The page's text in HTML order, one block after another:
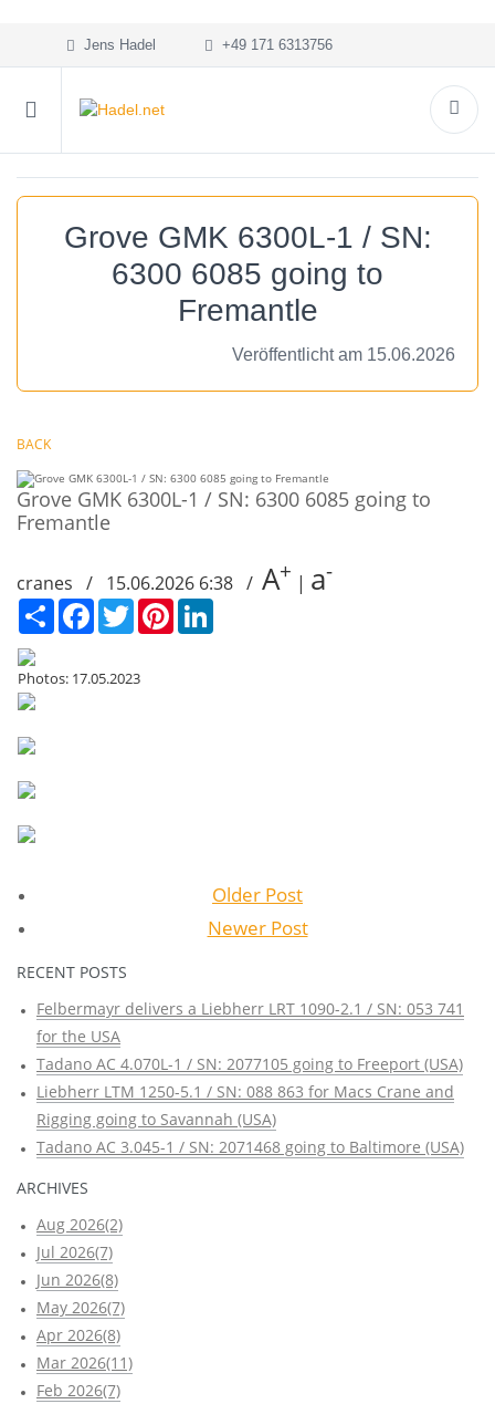
Jens Hadel +49 171 6313756
Grove GMK 6300L-1 / SN:
6300 6085 going to
Fremantle
Veröffentlicht am 15.06.2026
BACK
Grove GMK 6300L-1 / SN: 6300 6085 going to
Fremantle
cranes / 15.06.2026 6:38 / A+ | a-
СподелиFacebookTwitter Pinterest
Photos: 17.05.2023
Older Post
Newer Post
RECENT POSTS
Felbermayr delivers a Liebherr LRT 1090-2.1 / SN: 053 741
for the USA
Tadano AC 4.070L-1 / SN: 2077105 going to Freeport (USA)
Liebherr LTM 1250-5.1 / SN: 088 863 for Macs Crane and
Rigging going to Savannah (USA)
Tadano AC 3.045-1 / SN: 2071468 going to Baltimore (USA)
ARCHIVES
Aug 2026(2)
Jul 2026(7)
Jun 2026(8)
May 2026(7)
Apr 2026(8)
Mar 2026(11)
Feb 2026(7)